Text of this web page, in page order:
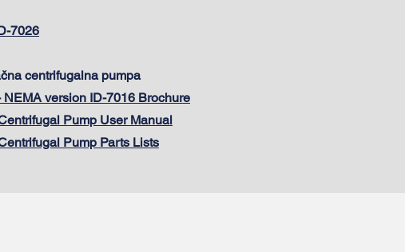
7026
centrifugalna pumpa
version ID-7016 Brochure
Pump User Manual
Pump Parts Lists